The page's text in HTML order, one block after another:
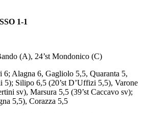
1-1
(A), 24’st Mondonico (C)
6; Alagna 6, Gagliolo 5,5, Quaranta 5,
5); Silipo 6,5 (20’st D’Uffizi 5,5), Varone
sv), Marsura 5,5 (39’st Caccavo sv);
5,5), Corazza 5,5